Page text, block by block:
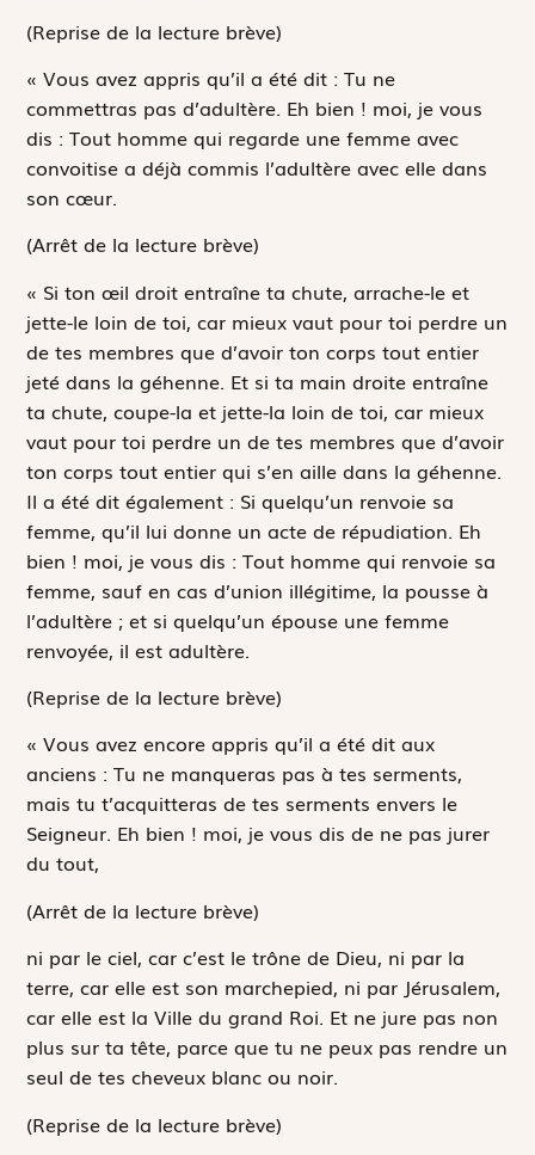
(Reprise de la lecture brève)
« Vous avez appris qu’il a été dit :Tu ne
commettras pas d’adultère. Eh bien ! moi, je vous
dis : Tout homme qui regarde une femme avec
convoitise a déjà commis l’adultère avec elle dans
son cœur.
(Arrêt de la lecture brève)
« Si ton œil droit entraîne ta chute, arrache-le et
jette-le loin de toi, car mieux vaut pour toi perdre un
de tes membres que d’avoir ton corps tout entier
jeté dans la géhenne. Et si ta main droite entraîne
ta chute, coupe-la et jette-la loin de toi, car mieux
vaut pour toi perdre un de tes membres que d’avoir
ton corps tout entier qui s’en aille dans la géhenne.
Il a été dit également : Si quelqu’un renvoie sa
femme, qu’il lui donne un acte de répudiation. Eh
bien ! moi, je vous dis : Tout homme qui renvoie sa
femme, sauf en cas d’union illégitime, la pousse à
l’adultère ; et si quelqu’un épouse une femme
renvoyée, il est adultère.
(Reprise de la lecture brève)
« Vous avez encore appris qu’il a été dit aux
anciens :Tu ne manqueras pas à tes serments,
mais tu t’acquitteras de tes serments envers le
Seigneur. Eh bien ! moi, je vous dis de ne pas jurer
du tout,
(Arrêt de la lecture brève)
ni par le ciel, car c’est le trône de Dieu, ni par la
terre, car elle est son marchepied, ni par Jérusalem,
car elle est la Ville du grand Roi. Et ne jure pas non
plus sur ta tête, parce que tu ne peux pas rendre un
seul de tes cheveux blanc ou noir.
(Reprise de la lecture brève)